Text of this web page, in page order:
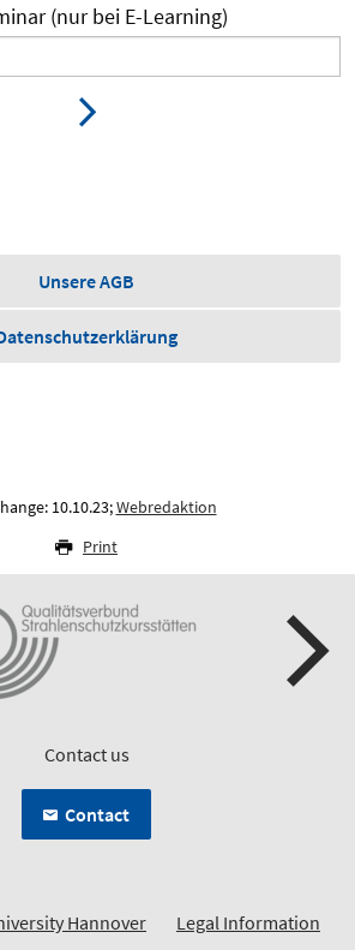
(nur bei E-Learning)
Unsere AGB
10.10.23;Webredaktion
Print
Contact us
Contact
Hannover Legal Information